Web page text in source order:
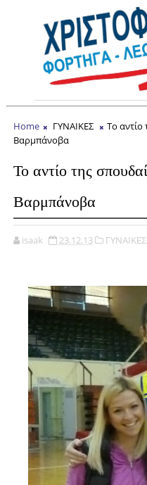
Home ΓΥΝΑΙΚΕΣ
To αντίο
Βαρμπάνοβα
To αντίο της
Βαρμπάνοβα
isaak 23.12.13 ΓΥΝΑΙΚΕΣ,